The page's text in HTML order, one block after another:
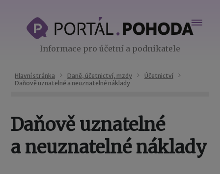
Informace pro účetní a podnikatele
Hlavní stránka Daně, účetnictví, mzdy
Účetnictví
Daňově uznatelné a neuznatelné náklady
Daňově uznatelné
a neuznatelné náklady